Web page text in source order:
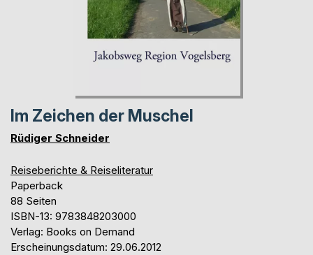
Im Zeichen der Muschel
Rüdiger Schneider
Reiseberichte & Reiseliteratur
Paperback
88 Seiten
ISBN-13: 9783848203000
Verlag: Books on Demand
Erscheinungsdatum: 29.06.2012